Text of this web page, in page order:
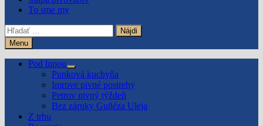
To sme my
Hľadať:
Menu
Pod lupou
Show
sub
menu
Punková kuchyňa
Imrove pivné postrehy
Petrov pivný týždeň
Bez záruky Guñéza Uleja
Z trhu